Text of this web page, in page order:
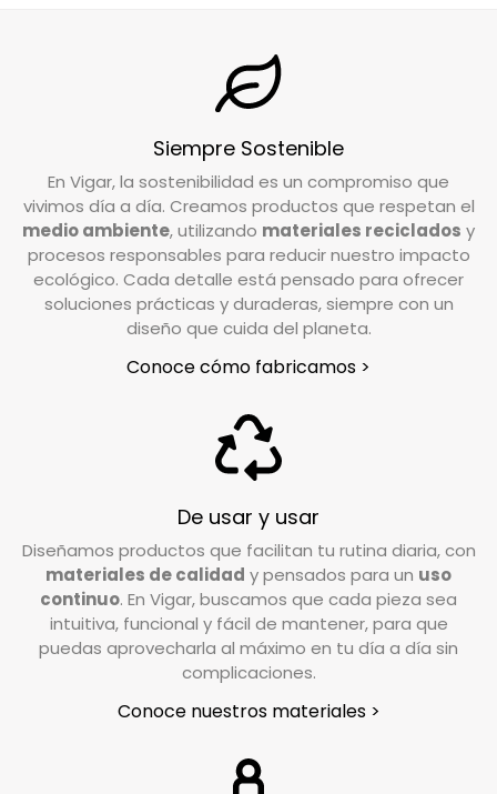
no utilizar suavizante para mantener su
¿Cuál es el plazo de devolución de mi pedido?
Tienes un plazo de 15 días desde que recibes tu
pedido para solicitar la devolución. Si tienes
alguna duda o necesitas realizar la solicitud,
nuestro equipo de Atención al Cliente está a tu
disposición para ayudarte.
Escríbenos ainfo@vigar.com , y estaremos
encantados de asistirte con lo que necesites.
Si tu pedido está dentro del plazo establecido
(15 días hábiles), puedes efectuar la devolución
poniéndote en contacto con nuestro servicio
de Atención al Cliente. Escríbenos a
info@vigar.com, y estaremos encantados de
ayudarte.
En un plazo aproximado de 24/48h horas desde
transportista se pondrá en contacto contigo
para coordinar la recogida en el lugar indicado
en el formulario de devoluciones.
Siempre Sostenible
En Vigar, la sostenibilidad es un compromiso que
vivimos día a día. Creamos productos que respetan el
medio ambiente, utilizando materiales reciclados y
procesos responsables para reducir nuestro impacto
ecológico. Cada detalle está pensado para ofrecer
soluciones prácticas y duraderas, siempre con un
diseño que cuida del planeta.
Conoce cómo fabricamos >
De usar y usar
Diseñamos productos que facilitan tu rutina diaria, con
materiales de calidad y pensados para un uso
continuo. En Vigar, buscamos que cada pieza sea
intuitiva, funcional y fácil de mantener, para que
puedas aprovecharla al máximo en tu día a día sin
complicaciones.
Conoce nuestros materiales >